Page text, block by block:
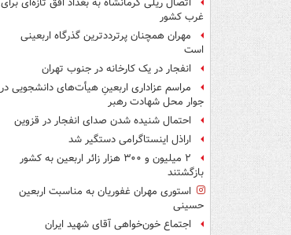
اتصال ریلی کرمانشاه به بغداد افق تازه‌ای برای
غرب کشور
مهران همچنان پرترددترین گذرگاه اربعینی
است
انفجار در یک کارخانه در جنوب تهران
مراسم عزاداری اربعینِ هیأت‌های دانشجویی در
جوار محل شهادت رهبر
احتمال شنیده شدن صدای انفجار در قزوین
اراذل اینستاگرامی دستگیر شد
۲ میلیون و ۳۰۰ هزار زائر اربعین به کشور
بازگشتند
استوری مهران غفوریان به مناسبت اربعین
حسینی
اجتماع خون‌خواهی آقای شهید ایران